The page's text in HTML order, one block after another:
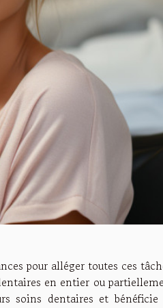
pour alléger toutes ces
en entier ou
soins dentaires et bénéficie